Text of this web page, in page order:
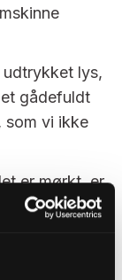
udtrykket lys,
gådefuldt
som vi ikke
er mørkt, er
vejen i